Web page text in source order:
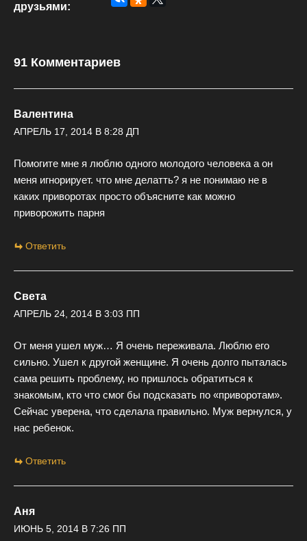
друзьями:
91 Комментариев
Валентина
АПРЕЛЬ 17, 2014 В 8:28 ДП
Помогите мне я люблю одного молодого человека а он
меня игнорирует. что мне делатть? я не понимаю не в
каких приворотах просто объясните как можно
приворожить парня
Ответить
Света
АПРЕЛЬ 24, 2014 В 3:03 ПП
От меня ушел муж… Я очень переживала. Люблю его
сильно. Ушел к другой женщине. Я очень долго пыталась
сама решить проблему, но пришлось обратиться к
знакомым, кто что смог бы подсказать по «приворотам».
Сейчас уверена, что сделала правильно. Муж вернулся, у
нас ребенок.
Ответить
Аня
ИЮНЬ 5, 2014 В 7:26 ПП